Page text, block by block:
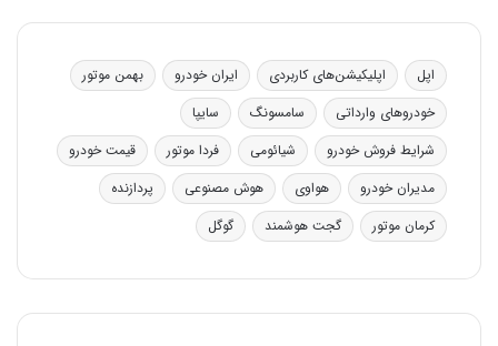
اپل اپلیکیشن‌های کاربردی ایران خودرو
بهمن موتور
خودروهای وارداتی
سامسونگ
سایپا
شرایط فروش خودرو
شیائومی فردا موتور
قیمت خودرو
مدیران خودرو
هواوی هوش مصنوعی
پردازنده
کرمان موتور
گجت هوشمند گوگل